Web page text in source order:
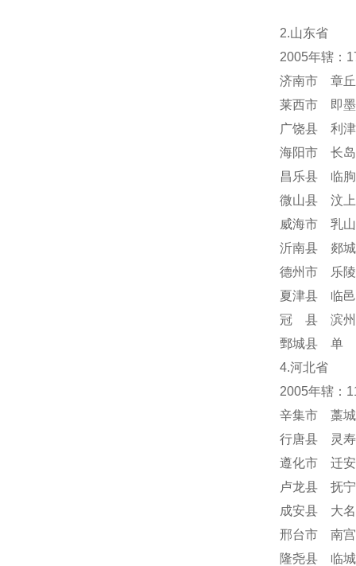
2.山东省
2005年辖：
济南市 章
莱西市 即
广饶县 利
海阳市 长
昌乐县 临
微山县 汶
威海市 乳
沂南县 郯
德州市 乐
夏津县 临
冠 县 滨州
鄄城县 单
4.河北省
2005年辖：
辛集市 藁
行唐县 灵
遵化市 迁
卢龙县 抚
成安县 大
邢台市 南
隆尧县 临